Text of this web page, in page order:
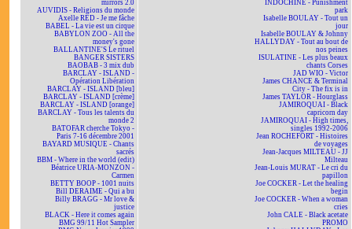
mirrors 2.0
AUVIDIS - Religions du monde
Axelle RED - Je me fâche
BABEL - La vie est un cirque
BABYLON ZOO - All the
money's gone
BALLANTINE'S Le rituel
BANGER SISTERS
BAOBAB - 3 mix dub
BARCLAY - ISLAND -
Opération Libération
BARCLAY - ISLAND [bleu]
BARCLAY - ISLAND [crème]
BARCLAY - ISLAND [orange]
BARCLAY - Tous les talents du
monde 2
BATOFAR cherche Tokyo -
Paris 7-16 décembre 2001
BAYARD MUSIQUE - Chants
sacrés
BBM - Where in the world (edit)
Béatrice URIA-MONZON -
Carmen
BETTY BOOP - 1001 nuits
Bill DERAIME - Qui a bu
Billy BRAGG - Mr love &
justice
BLACK - Here it comes again
BMG 99/11 Hot Sampler
INDOCHINE - Punishment
park
Isabelle BOULAY - Tout un
jour
Isabelle BOULAY & Johnny
HALLYDAY - Tout au bout de
nos peines
ISULATINE - Les plus beaux
chants Corses
JAD WIO - Victor
James CHANCE & Terminal
City - The fix is in
James TAYLOR - Hourglass
JAMIROQUAI - Black
capricorn day
JAMIROQUAI - High times,
singles 1992-2006
Jean ROCHEFORT - Histoires
de voyages
Jean-Jacques MILTEAU - JJ
Milteau
Jean-Louis MURAT - Le cri du
papillon
Joe COCKER - Let the healing
begin
Joe COCKER - When a woman
cries
John CALE - Black acetate
PROMO